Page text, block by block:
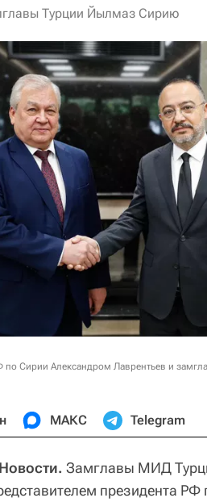
Турции Йылмаз Сирию
по Сирии Александром Лаврентьев и
МАКС Telegram
Замглавы МИД
президента